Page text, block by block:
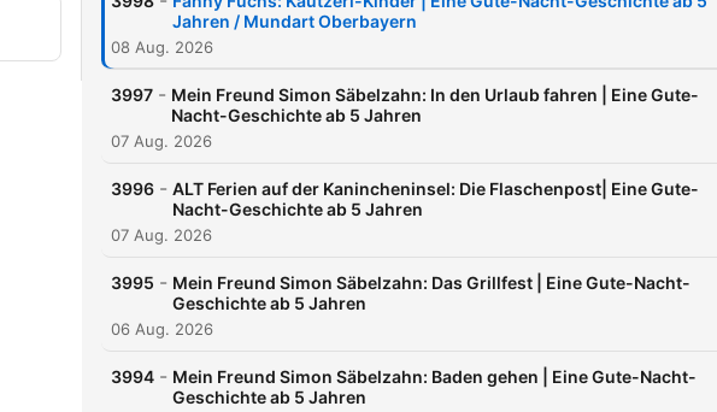
Jahren / Mundart Oberbayern
08 Aug. 2026
3997 - Mein Freund Simon Säbelzahn: In den Urlaub fahren | Eine Gute-
Nacht-Geschichte ab 5 Jahren
07 Aug. 2026
3996 - ALT Ferien auf der Kanincheninsel: Die Flaschenpost| Eine Gute-
Nacht-Geschichte ab 5 Jahren
07 Aug. 2026
3995 - Mein Freund Simon Säbelzahn: Das Grillfest | Eine Gute-Nacht-
Geschichte ab 5 Jahren
06 Aug. 2026
3994 - Mein Freund Simon Säbelzahn: Baden gehen | Eine Gute-Nacht-
Geschichte ab 5 Jahren